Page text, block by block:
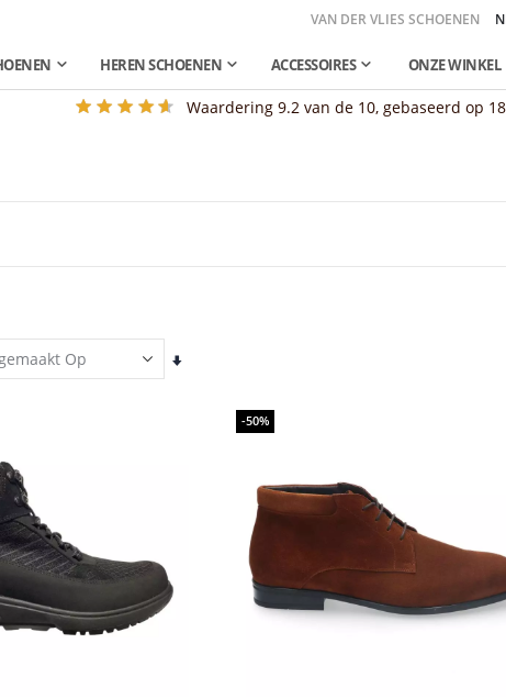
VAN DER VLIES SCHOENEN
HEREN SCHOENEN ACCESSOIRES ONZE WINKEL
Waardering9.2 van de 10, gebaseerd op
Van
sorteren
-50%